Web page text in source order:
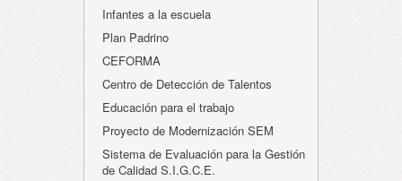
Infantes a la escuela
Plan Padrino
CEFORMA
Centro de Detección de Talentos
Educación para el trabajo
Proyecto de Modernización SEM
Sistema de Evaluación para la Gestión
de Calidad S.I.G.C.E.